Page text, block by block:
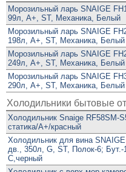
Морозильный ларь SNAIGE
99л, A+, ST, Механика, Белый
Морозильный ларь SNAIGE
198л, A+, ST, Механика, Белый
Морозильный ларь SNAIGE
249л, A+, ST, Механика, Белый
Морозильный ларь SNAIGE
290л, A+, ST, Механика, Белый
Холодильники бытовые
Холодильник Snaige RF58SM-
статика/А+/красный
Холодильник для вина
дв., 350л, G, ST, Полок-6;
C,черный